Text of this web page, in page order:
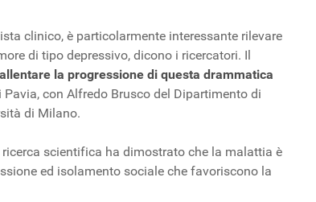
clinico, è particolarmente interessante rilevare
di tipo depressivo, dicono i ricercatori. Il
la progressione di questa drammatica
con Alfredo Brusco del Dipartimento di
di Milano.
ricerca scientifica ha dimostrato che la malattia è
ed isolamento sociale che favoriscono la